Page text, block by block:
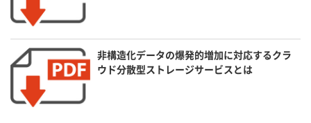
非構造化データの爆発的増加に対応するクラ
ウド分散型ストレージサービスとは